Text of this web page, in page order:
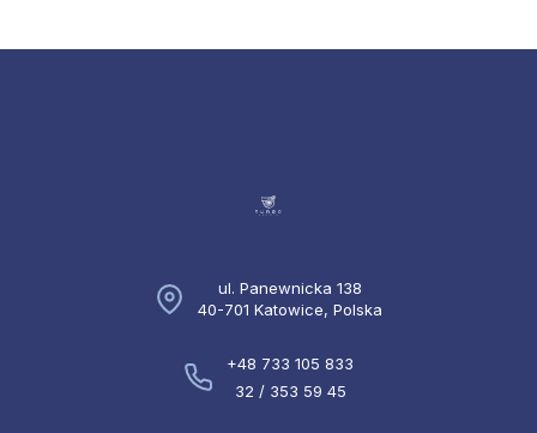
ul. Panewnicka 138
40-701 Katowice, Polska
+48 733 105 833
32 / 353 59 45